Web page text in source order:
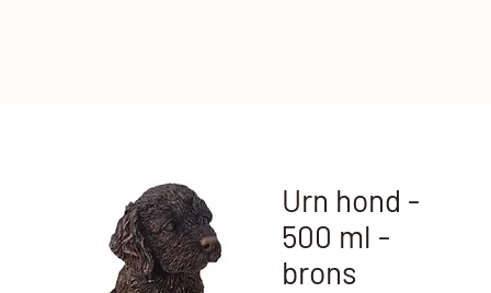
Urn hond -
500 ml -
brons